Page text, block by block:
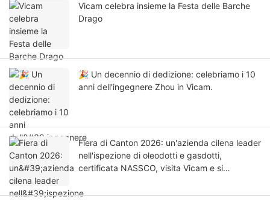
Vicam celebra insieme la Festa delle Barche
Drago
🎉 Un decennio di dedizione: celebriamo i 10
anni dell'ingegnere Zhou in Vicam.
Fiera di Canton 2026: un'azienda cilena leader
nell'ispezione di oleodotti e gasdotti,
certificata NASSCO, visita Vicam e si
telecamere pan-tilt per oleodotti e gasdotti in